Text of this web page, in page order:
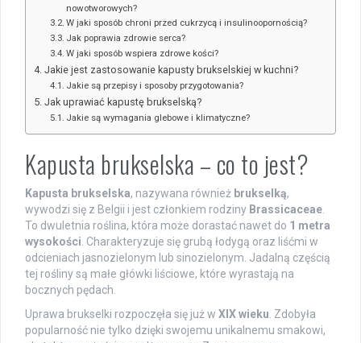
nowotworowych?
W jaki sposób chroni przed cukrzycą i insulinoopornością?
Jak poprawia zdrowie serca?
W jaki sposób wspiera zdrowe kości?
Jakie jest zastosowanie kapusty brukselskiej w kuchni?
Jakie są przepisy i sposoby przygotowania?
Jak uprawiać kapustę brukselską?
Jakie są wymagania glebowe i klimatyczne?
Kapusta brukselska – co to jest?
Kapusta brukselska, nazywana również brukselką,
wywodzi się z Belgii i jest członkiem rodziny Brassicaceae
To dwuletnia roślina, która może dorastać nawet do 1 metra
wysokości . Charakteryzuje się grubą łodygą oraz liśćmi w
odcieniach jasnozielonym lub sinozielonym. Jadalną częścią
tej rośliny są małe główki liściowe, które wyrastają na
bocznych pędach.
Uprawa brukselki rozpoczęła się już w XIX wieku . Zdobyła
popularność nie tylko dzięki swojemu unikalnemu smakowi,